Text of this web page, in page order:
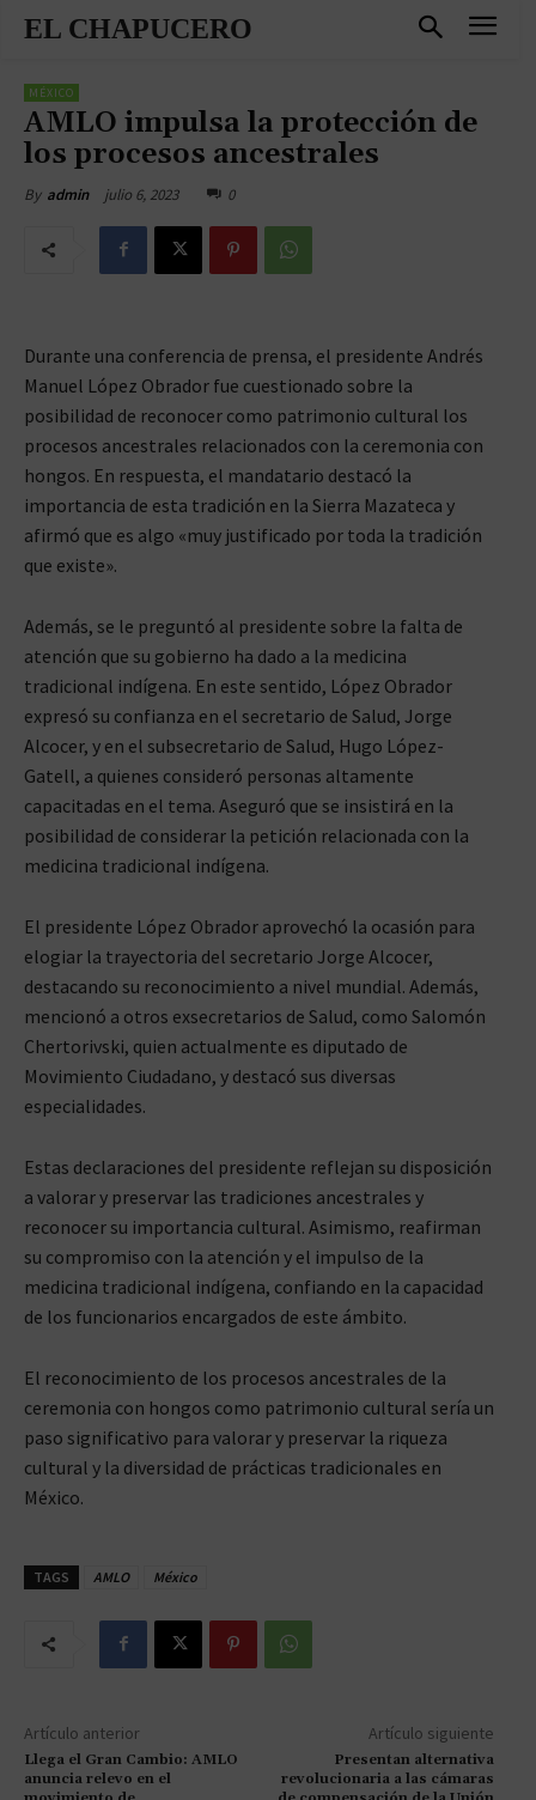
EL CHAPUCERO
MÉXICO
AMLO impulsa la protección de
los procesos ancestrales
By admin julio 6, 2023 0
Durante una conferencia de prensa, el presidente Andrés
Manuel López Obrador fue cuestionado sobre la
posibilidad de reconocer como patrimonio cultural los
procesos ancestrales relacionados con la ceremonia con
hongos. En respuesta, el mandatario destacó la
importancia de esta tradición en la Sierra Mazateca y
afirmó que es algo «muy justificado por toda la tradición
que existe».
Además, se le preguntó al presidente sobre la falta de
atención que su gobierno ha dado a la medicina
tradicional indígena. En este sentido, López Obrador
expresó su confianza en el secretario de Salud, Jorge
Alcocer, y en el subsecretario de Salud, Hugo López-
Gatell, a quienes consideró personas altamente
capacitadas en el tema. Aseguró que se insistirá en la
posibilidad de considerar la petición relacionada con la
medicina tradicional indígena.
El presidente López Obrador aprovechó la ocasión para
elogiar la trayectoria del secretario Jorge Alcocer,
destacando su reconocimiento a nivel mundial. Además,
mencionó a otros exsecretarios de Salud, como Salomón
Chertorivski, quien actualmente es diputado de
Movimiento Ciudadano, y destacó sus diversas
especialidades.
Estas declaraciones del presidente reflejan su disposición
a valorar y preservar las tradiciones ancestrales y
reconocer su importancia cultural. Asimismo, reafirman
su compromiso con la atención y el impulso de la
medicina tradicional indígena, confiando en la capacidad
de los funcionarios encargados de este ámbito.
El reconocimiento de los procesos ancestrales de la
ceremonia con hongos como patrimonio cultural sería un
paso significativo para valorar y preservar la riqueza
cultural y la diversidad de prácticas tradicionales en
México.
TAGS AMLO México
Artículo anterior
Llega el Gran Cambio: AMLO
anuncia relevo en el
Artículo siguiente
Presentan alternativa
revolucionaria a las cámaras